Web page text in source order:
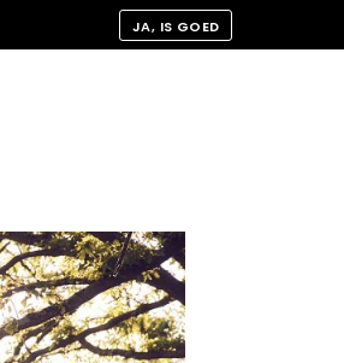
JA, IS GOED